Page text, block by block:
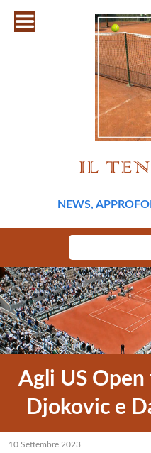
NEWS,
per:
Agli US
Djokovic e
10 Settembre 2023